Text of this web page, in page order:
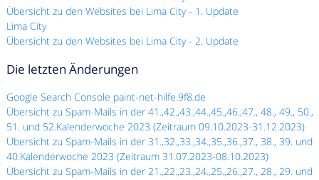
Übersicht zu den Websites bei Lima City - 1. Update
Lima City
Übersicht zu den Websites bei Lima City - 2. Update
Die letzten Änderungen
Google Search Console paint-net-hilfe.9f8.de
Übersicht zu Spam-Mails in der 41.,42.,43.,44.,45.,46.,47., 48., 49., 50.,
51. und 52.Kalenderwoche 2023 (Zeitraum 09.10.2023-31.12.2023)
Übersicht zu Spam-Mails in der 31.,32.,33.,34.,35.,36.,37., 38., 39. und
40.Kalenderwoche 2023 (Zeitraum 31.07.2023-08.10.2023)
Übersicht zu Spam-Mails in der 21.,22.,23.,24.,25.,26.,27., 28., 29. und